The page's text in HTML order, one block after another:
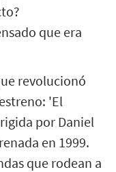
que era
revolucionó
'El
por Daniel
en 1999.
que rodean a